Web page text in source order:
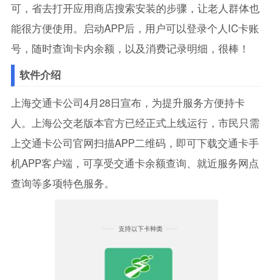
可，省去打开应用商店搜索安装的步骤，让老人群体也
能很方便使用。启动APP后，用户可以登录个人IC卡账
号，随时查询卡内余额，以及消费记录明细，很棒！
软件介绍
上海交通卡公司4月28日宣布，为提升服务方便持卡
人。上海公交老版本官方已经正式上线运行，市民只需
上交通卡公司官网扫描APP二维码，即可下载交通卡手
机APP客户端，可享受交通卡余额查询、就近服务网点
查询等多项特色服务。